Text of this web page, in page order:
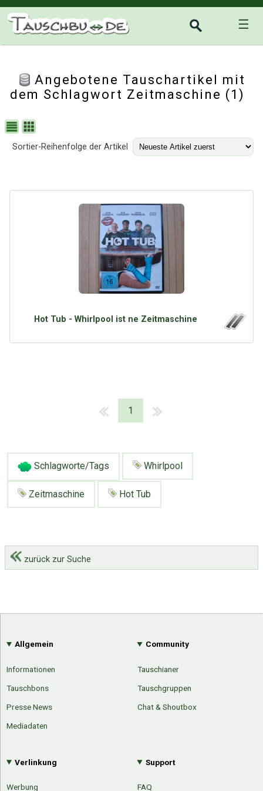
☰
Angebotene Tauschartikel mit
dem Schlagwort Zeitmaschine (1)
Sortier-Reihenfolge der Artikel
Hot Tub - Whirlpool ist ne Zeitmaschine
1
Schlagworte/Tags Whirlpool
Zeitmaschine Hot Tub
zurück zur Suche
Allgemein
Informationen
Tauschbons
Presse News
Mediadaten
Community
Tauschianer
Tauschgruppen
Chat & Shoutbox
Verlinkung
Werbung
Support
FAQ